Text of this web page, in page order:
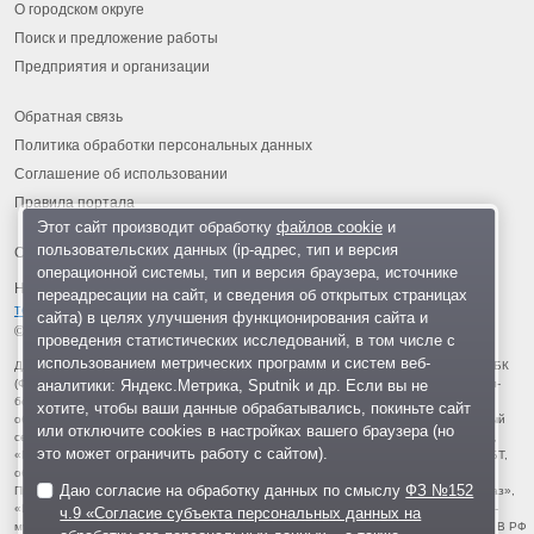
О городском округе
Поиск и предложение работы
Предприятия и организации
Обратная связь
Политика обработки персональных данных
Соглашение об использовании
Правила портала
На информационном ресурсе применяются рекомендательные
технологии
© 2013-2026 «ОИНФО»,
сделано в Одинцово
Для читателей: В России признаны экстремистскими и запрещены организации ФБК
(Фонд борьбы с коррупцией, признан иноагентом), Штабы Навального, «Национал-
большевистская партия», «Свидетели Иеговы», «Армия воли народа», «Русский
общенациональный союз», «Движение против нелегальной иммиграции», «Правый
сектор», УНА-УНСО, УПА, «Тризуб им. Степана Бандеры», «Мизантропик дивижн»,
«Меджлис крымскотатарского народа», движение «Артподготовка», движение ЛГБТ,
общероссийская политическая партия «Воля», АУЕ, батальоны «Азов» и «Айдар».
Признаны террористическими и запрещены: «Движение Талибан», «Имарат Кавказ»,
«Исламское государство» (ИГ, ИГИЛ), Джебхад-ан-Нусра, «АУМ Синрике», «Братья-
мусульмане», «Аль-Каида в странах исламского Магриба», «Сеть», «Колумбайн». В РФ
Этот сайт производит обработку файлов cookieи
пользовательских данных (ip-адрес, тип и версия
операционной системы, тип и версия браузера, источнике
переадресации на сайт, и сведения об открытых страницах
сайта) в целях улучшения функционирования сайта и
проведения статистических исследований, в том числе с
использованием метрических программ и систем веб-
аналитики: Яндекс.Метрика, Sputnik и др. Если вы не
хотите, чтобы ваши данные обрабатывались, покиньте сайт
или отключите cookies в настройках вашего браузера (но
это может ограничить работу с сайтом).
Даю согласие на обработку данных по смыслуФЗ №152
ч.9 «Согласие субъекта персональных данных на